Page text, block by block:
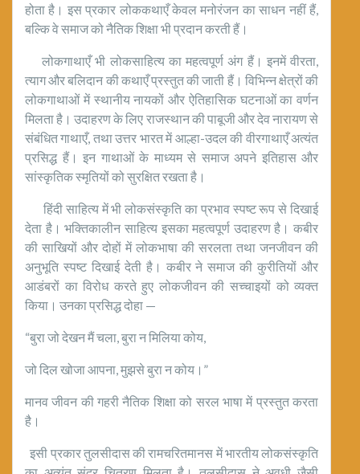
होता है। इस प्रकार लोककथाएँ केवल मनोरंजन का साधन नहीं हैं,
बल्कि वे समाज को नैतिक शिक्षा भी प्रदान करती हैं।
लोकगाथाएँ भी लोकसाहित्य का महत्वपूर्ण अंग हैं। इनमें वीरता,
त्याग और बलिदान की कथाएँ प्रस्तुत की जाती हैं। विभिन्न क्षेत्रों की
लोकगाथाओं में स्थानीय नायकों और ऐतिहासिक घटनाओं का वर्णन
मिलता है। उदाहरण के लिए राजस्थान की पाबूजी और देव नारायण से
संबंधित गाथाएँ, तथा उत्तर भारत में आल्हा-उदल की वीरगाथाएँ अत्यंत
प्रसिद्ध हैं। इन गाथाओं के माध्यम से समाज अपने इतिहास और
सांस्कृतिक स्मृतियों को सुरक्षित रखता है।
हिंदी साहित्य में भी लोकसंस्कृति का प्रभाव स्पष्ट रूप से दिखाई
देता है। भक्तिकालीन साहित्य इसका महत्वपूर्ण उदाहरण है। कबीर
की साखियों और दोहों में लोकभाषा की सरलता तथा जनजीवन की
अनुभूति स्पष्ट दिखाई देती है। कबीर ने समाज की कुरीतियों और
आडंबरों का विरोध करते हुए लोकजीवन की सच्चाइयों को व्यक्त
किया। उनका प्रसिद्ध दोहा —
“बुरा जो देखन मैं चला, बुरा न मिलिया कोय,
जो दिल खोजा आपना, मुझसे बुरा न कोय।”
मानव जीवन की गहरी नैतिक शिक्षा को सरल भाषा में प्रस्तुत करता
है।
इसी प्रकार तुलसीदास की रामचरितमानस में भारतीय लोकसंस्कृति